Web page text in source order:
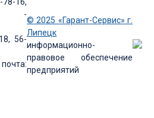
36 -
56-
© 2025 «Гарант-Сервис» г.
Липецк
информационно-
правовое обеспечение
предприятий